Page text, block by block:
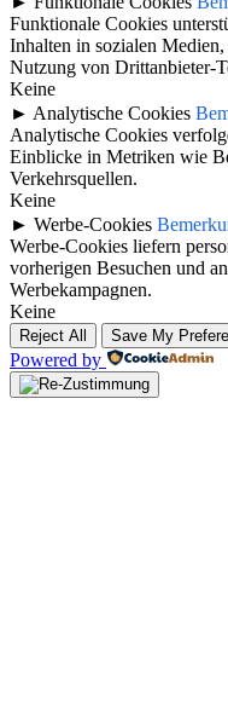
Funktionale Cookies
Inhalten in sozialen
Nutzung von Drittanbieter-
Keine
► Analytische Cookies
Analytische Cookies
Einblicke in Metriken wie
Verkehrsquellen.
Keine
► Werbe-Cookies
Werbe-Cookies liefern
vorherigen Besuchen und
Werbekampagnen.
Keine
Reject All Save My
Powered by